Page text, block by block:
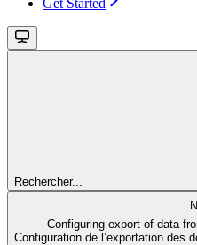
Rechercher...
Configuring export of data
Configuration de l’exportation des